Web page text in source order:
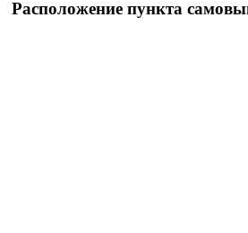
Расположение пункта